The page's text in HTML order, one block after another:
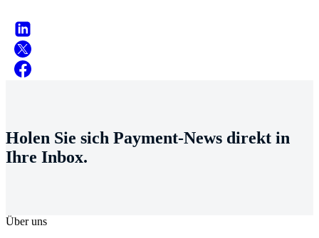
Holen Sie sich Payment-News direkt in
Ihre Inbox.
Über uns